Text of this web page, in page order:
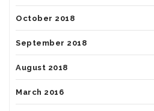
October 2018
September 2018
August 2018
March 2016